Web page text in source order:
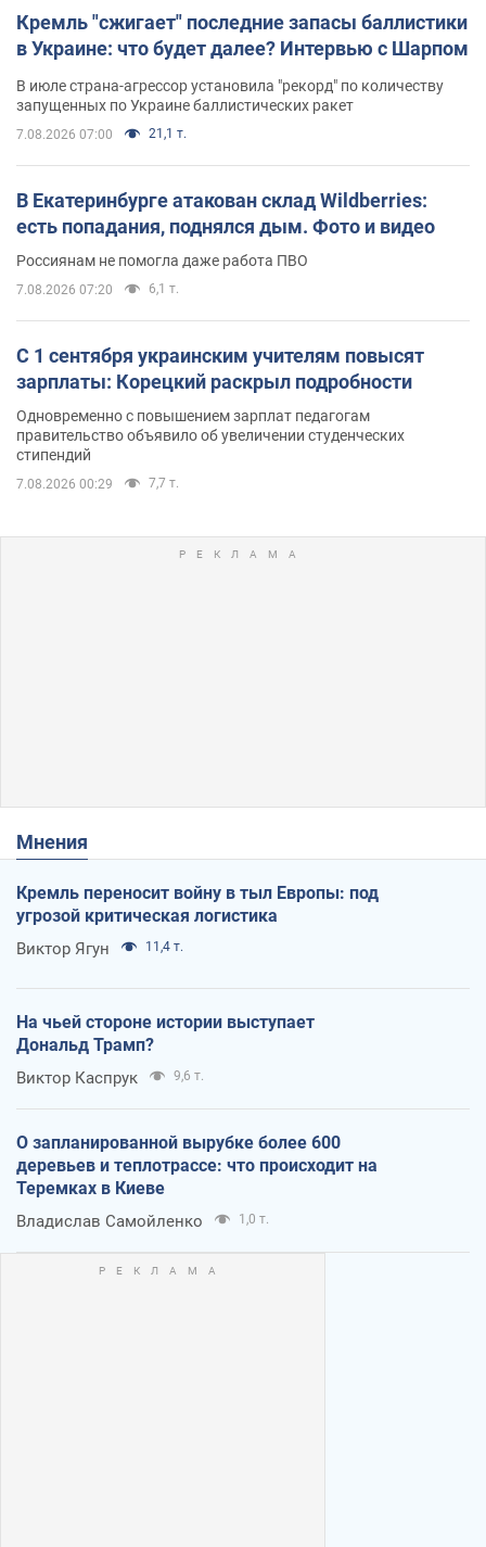
Кремль "сжигает" последние запасы баллистики
в Украине: что будет далее? Интервью с Шарпом
В июле страна-агрессор установила "рекорд" по количеству
запущенных по Украине баллистических ракет
7.08.2026 07:00 21,1 т.
В Екатеринбурге атакован склад Wildberries:
есть попадания, поднялся дым. Фото и видео
Россиянам не помогла даже работа ПВО
7.08.2026 07:20 6,1 т.
С 1 сентября украинским учителям повысят
зарплаты: Корецкий раскрыл подробности
Одновременно с повышением зарплат педагогам
правительство объявило об увеличении студенческих
стипендий
7.08.2026 00:29 7,7 т.
Мнения
Кремль переносит войну в тыл Европы: под
угрозой критическая логистика
Виктор Ягун 11,4 т.
На чьей стороне истории выступает
Дональд Трамп?
Виктор Каспрук 9,6 т.
О запланированной вырубке более 600
деревьев и теплотрассе: что происходит на
Теремках в Киеве
Владислав Самойленко 1,0 т.